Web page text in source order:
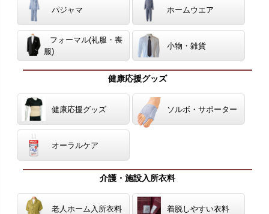
パジャマ ホームウエア
フォーマル(礼服・喪
服)
小物・雑貨
健康応援グッズ
健康応援グッズ ソルボ・サポーター
オーラルケア
介護・施設入所衣料
老人ホーム入所衣料 着脱しやすい衣料